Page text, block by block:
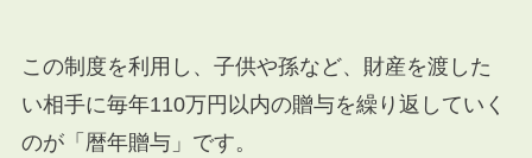
この制度を利用し、子供や孫など、財産を渡した
い相手に毎年110万円以内の贈与を繰り返していく
のが「暦年贈与」です。